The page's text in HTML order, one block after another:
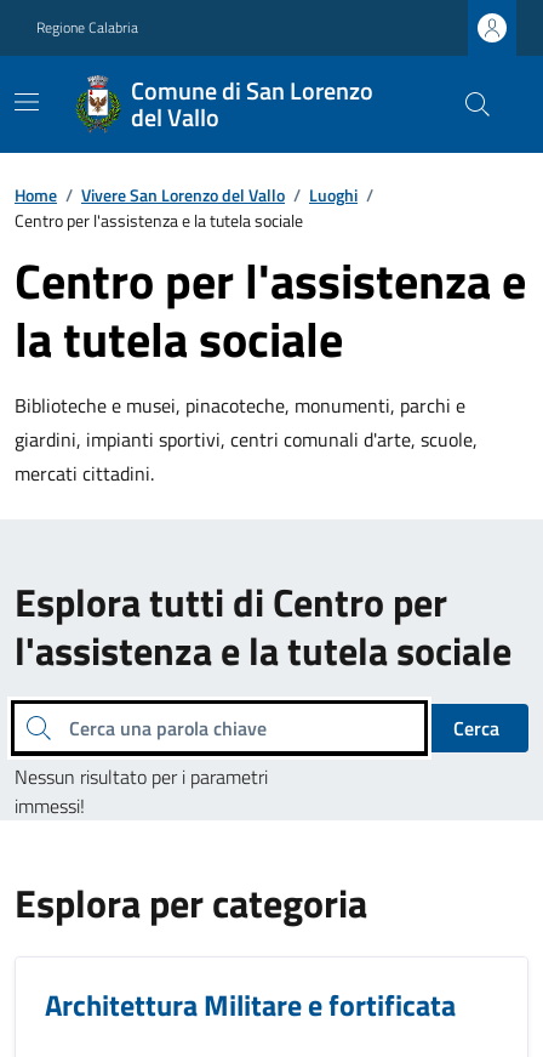
Regione Calabria
Comune di San Lorenzo
del Vallo
Home / Vivere San Lorenzo del Vallo / Luoghi /
Centro per l'assistenza e la tutela sociale
Centro per l'assistenza e
la tutela sociale
Biblioteche e musei, pinacoteche, monumenti, parchi e
giardini, impianti sportivi, centri comunali d'arte, scuole,
mercati cittadini.
Esplora tutti di Centro per
l'assistenza e la tutela sociale
Cerca una parola chiave
Cerca
Nessun risultato per i parametri
immessi!
Esplora per categoria
Architettura Militare e fortificata